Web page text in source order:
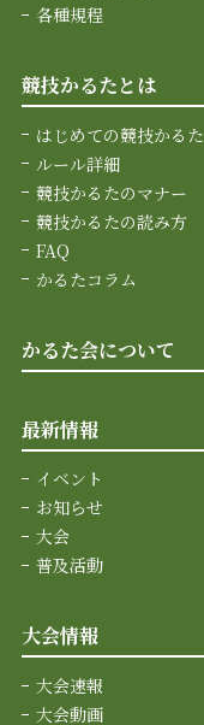
各種規程
競技かるたとは
はじめての競技かるた
ルール詳細
競技かるたのマナー
競技かるたの読み方
FAQ
かるたコラム
かるた会について
最新情報
イベント
お知らせ
大会
普及活動
大会情報
大会速報
大会動画